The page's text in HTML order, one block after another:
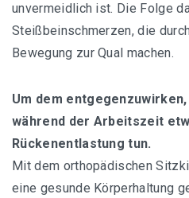
Massagestuhl
Buch Empfehlungen
unvermeidlich ist. Die Folge
Steißbeinschmerzen, die
Bewegung zur Qual machen.
Um dem
während der Arbeitszeit
Rückenentlastung tun.
Mit dem orthopädischen
eine gesunde Körperhaltung